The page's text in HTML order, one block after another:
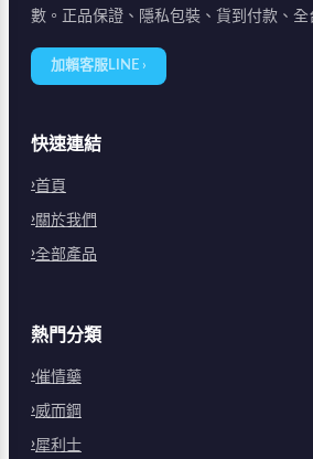
數。正品保證、隱私包裝、貨到付款、全
加賴客服LINE ›
快速連結
首頁
關於我們
全部產品
熱門分類
催情藥
威而鋼
犀利士